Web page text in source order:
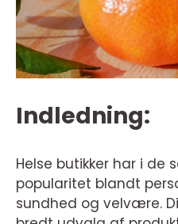
Indledning:
Helse butikker har i de
popularitet blandt
sundhed og velvære.